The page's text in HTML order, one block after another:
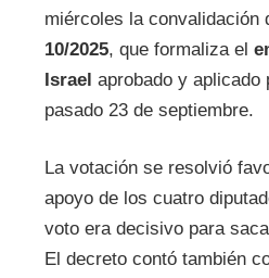
miércoles la convalidación
10/2025, que formaliza el
Israel aprobado y aplicado
pasado 23 de septiembre.
La votación se resolvió
apoyo de los cuatro
voto era decisivo para
El decreto contó también